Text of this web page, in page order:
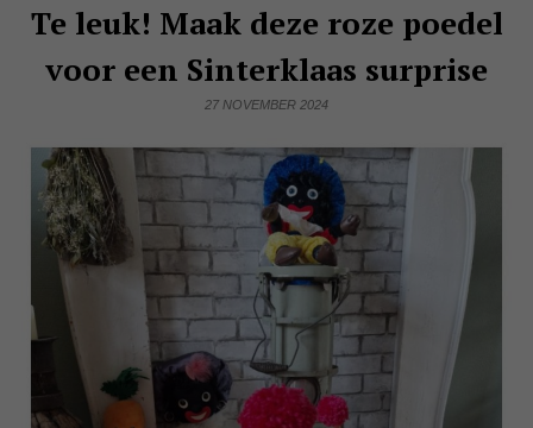
Te leuk! Maak deze roze poedel
voor een Sinterklaas surprise
27 NOVEMBER 2024